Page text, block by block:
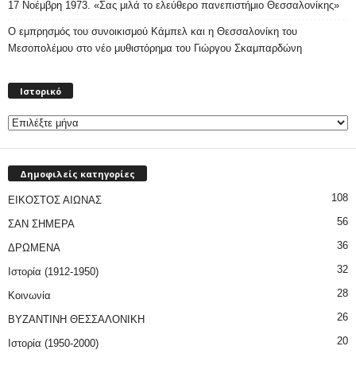
17 Νοέμβρη 1973. «Σας μιλά το ελεύθερο πανεπιστήμιο Θεσσαλονίκης»
Ο εμπρησμός του συνοικισμού Κάμπελ και η Θεσσαλονίκη του
Μεσοπολέμου στο νέο μυθιστόρημα του Γιώργου Σκαμπαρδώνη
Ιστορικό
Δημοφιλείς κατηγορίες
ΕΙΚΟΣΤΟΣ ΑΙΩΝΑΣ 108
ΣΑΝ ΣΗΜΕΡΑ 56
ΔΡΩΜΕΝΑ 36
Ιστορία (1912-1950) 32
Κοινωνία 28
ΒΥΖΑΝΤΙΝΗ ΘΕΣΣΑΛΟΝΙΚΗ 26
Ιστορία (1950-2000) 20